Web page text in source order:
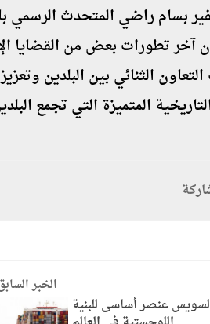
بسام راضي المتحدث الرسمي
آخر تطورات بعض من القضايا
الثنائي بين البلدين
المتميزة التي تجمع
الخبر
عنصر أساسى للبنية